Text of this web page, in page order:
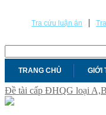
Tra cứu luận án |
TRANG CHỦ GIỚI
Đề tài cấp ĐHQG loại A,B